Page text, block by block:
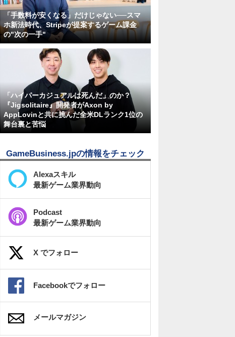
「手数料が安くなる」だけじゃない──スマ
ホ新法時代、Stripeが提案するゲーム課金
の"次の一手"
「ハイパーカジュアルは死んだ」のか？
『Jigsolitaire』開発者がAxon by
AppLovinと共に挑んだ全米DLランク1位の
舞台裏と苦悩
GameBusiness.jpの情報をチェック
Alexaスキル
最新ゲーム業界動向
Podcast
最新ゲーム業界動向
X でフォロー
Facebookでフォロー
メールマガジン